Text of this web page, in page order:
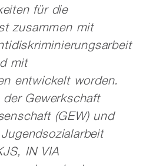
für die
zusammen mit
mit
entwickelt worden.
Gewerkschaft
(GEW) und
IN VIA